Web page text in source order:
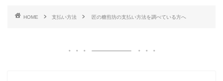
HOME 支払い方法 匠の糖煎坊の支払い方法を調べている方へ